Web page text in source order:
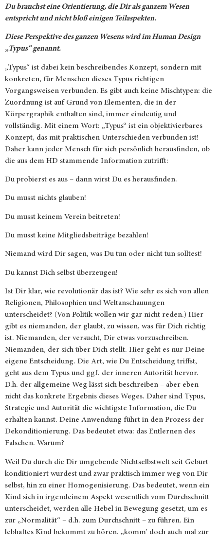
Du brauchst eine Orientierung, die Dir als ganzem Wesen
entspricht und nicht bloß einigen Teilaspekten.
Diese Perspektive des ganzen Wesens wird im Human Design
„Typus“ genannt.
„Typus“ ist dabei kein beschreibendes Konzept, sondern mit
konkreten, für Menschen dieses Typus richtigen
Vorgangsweisen verbunden. Es gibt auch keine Mischtypen: die
Zuordnung ist auf Grund von Elementen, die in der
Körpergraphik enthalten sind, immer eindeutig und
vollständig. Mit einem Wort: „Typus“ ist ein objektivierbares
Konzept, das mit praktischen Unterschieden verbunden ist!
Daher kann jeder Mensch für sich persönlich herausfinden, ob
die aus dem HD stammende Information zutrifft:
Du probierst es aus – dann wirst Du es herausfinden.
Du musst nichts glauben!
Du musst keinem Verein beitreten!
Du musst keine Mitgliedsbeiträge bezahlen!
Niemand wird Dir sagen, was Du tun oder nicht tun solltest!
Du kannst Dich selbst überzeugen!
Ist Dir klar, wie revolutionär das ist? Wie sehr es sich von allen
Religionen, Philosophien und Weltanschauungen
unterscheidet? (Von Politik wollen wir gar nicht reden.) Hier
gibt es niemanden, der glaubt, zu wissen, was für Dich richtig
ist. Niemanden, der versucht, Dir etwas vorzuschreiben.
Niemanden, der sich über Dich stellt. Hier geht es nur Deine
eigene Entscheidung. Die Art, wie Du Entscheidung triffst,
geht aus dem Typus und ggf. der inneren Autorität hervor.
D.h. der allgemeine Weg lässt sich beschreiben – aber eben
nicht das konkrete Ergebnis dieses Weges. Daher sind Typus,
Strategie und Autorität die wichtigste Information, die Du
erhalten kannst. Deine Anwendung führt in den Prozess der
Dekonditionierung. Das bedeutet etwa: das Entlernen des
Falschen. Warum?
Weil Du durch die Dir umgebende Nichtselbstwelt seit Geburt
konditioniert wurdest und zwar praktisch immer weg von Dir
selbst, hin zu einer Homogenisierung. Das bedeutet, wenn ein
Kind sich in irgendeinem Aspekt wesentlich vom Durchschnitt
unterscheidet, werden alle Hebel in Bewegung gesetzt, um es
zur „Normalität“ – d.h. zum Durchschnitt – zu führen. Ein
lebhaftes Kind bekommt zu hören. „komm’ doch auch mal zur